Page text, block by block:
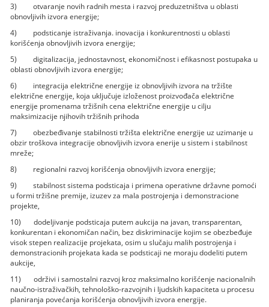
3) otvaranje novih radnih mesta i razvoj preduzetništva u oblasti
obnovljivih izvora energije;
4) podsticanje istraživanja. inovacija i konkurentnosti u oblasti
korišćenja obnovljivih izvora energije;
5) digitalizacija, jednostavnost, ekonomičnost i efikasnost postupaka u
oblasti obnovljivih izvora energije;
6) integracija električne energije iz obnovljivih izvora na tržište
električne energije, koja uključuje izloženost proizvođača električne
energije promenama tržišnih cena električne energije u cilju
maksimizacije njihovih tržišnih prihoda
7) obezbeđivanje stabilnosti tržišta električne energije uz uzimanje u
obzir troškova integracije obnovljivih izvora enerije u sistem i stabilnost
mreže;
8) regionalni razvoj korišćenja obnovljivih izvora energije;
9) stabilnost sistema podsticaja i primena operativne državne pomoći
u formi tržišne premije, izuzev za mala postrojenja i demonstracione
projekte,
10) dodeljivanje podsticaja putem aukcija na javan, transparentan,
konkurentan i ekonomičan način, bez diskriminacije kojim se obezbeđuje
visok stepen realizacije projekata, osim u slučaju malih postrojenja i
demonstracionih projekata kada se podsticaji ne moraju dodeliti putem
aukcije,
11) održivi i samostalni razvoj kroz maksimalno korišćenje nacionalnih
naučno-istraživačkih, tehnološko-razvojnih i ljudskih kapaciteta u procesu
planiranja povećanja korišćenja obnovljivih izvora energije.